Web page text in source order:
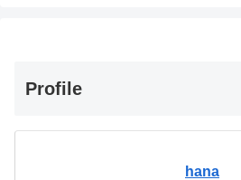
Profile
hana